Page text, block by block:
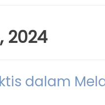
2024
dalam